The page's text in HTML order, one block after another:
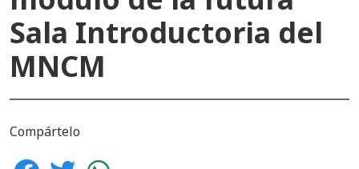
Sala Introductoria del
MNCM
Compártelo